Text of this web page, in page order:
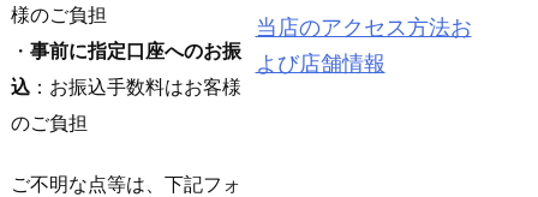
様のご負担
・ 事前に指定口座へのお振
込 ：お振込手数料はお客様
のご負担
ご不明な点等は、下記フォ
当店のアクセス方法お
よび店舗情報